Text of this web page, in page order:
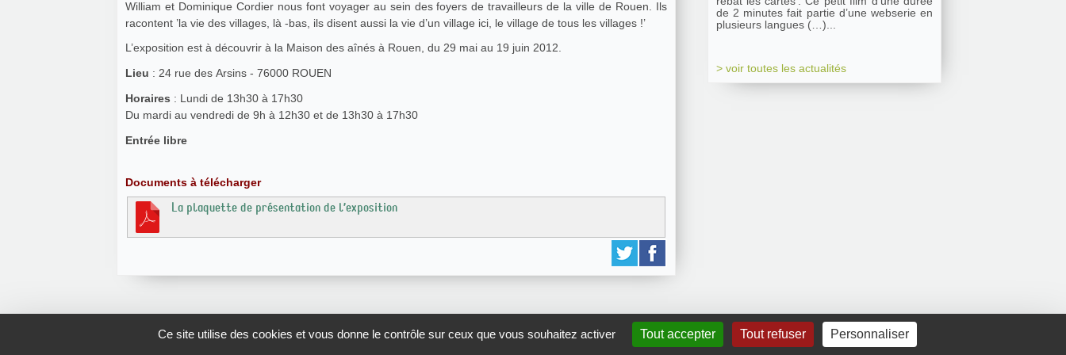
Ce site utilise des cookies et vous donne le contrôle sur ceux que vous souhaitez activer Tout accepter Tout refuser Personnaliser
William et Dominique Cordier nous font voyager au sein des foyers de travailleurs de la ville de Rouen. Ils
racontent ’la vie des villages, là -bas, ils disent aussi la vie d’un village ici, le village de tous les villages !’
L’exposition est à découvrir à la Maison des aînés à Rouen, du 29 mai au 19 juin 2012.
Lieu : 24 rue des Arsins - 76000 ROUEN
Horaires : Lundi de 13h30 à 17h30
Du mardi au vendredi de 9h à 12h30 et de 13h30 à 17h30
Entrée libre
Documents à télécharger
La plaquette de présentation de l’exposition
de 2 minutes fait partie d’une webserie en
plusieurs langues (…)...
> voir toutes les actualités
GRDR Copyright 2010 | |Plan du site|Mentions légales|Contact